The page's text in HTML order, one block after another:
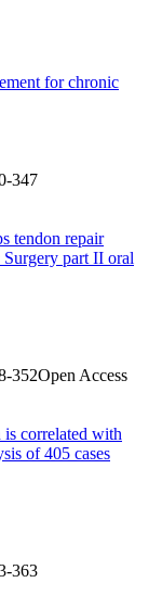
for chronic
347
tendon repair
part II oral
352Open Access
correlated with
of 405 cases
363